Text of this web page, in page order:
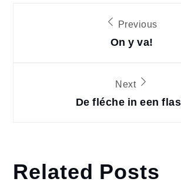
navigation
Previous
On y va!
Next
De fléche in een
Related Posts